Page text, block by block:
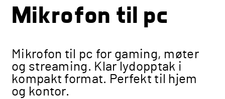
Mikrofon til pc
Mikrofon til pc for gaming, møter
og streaming. Klar lydopptak i
kompakt format. Perfekt til hjem
og kontor.